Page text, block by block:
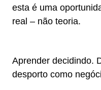
esta é uma
real – não teoria.
Aprender decidindo.
desporto como